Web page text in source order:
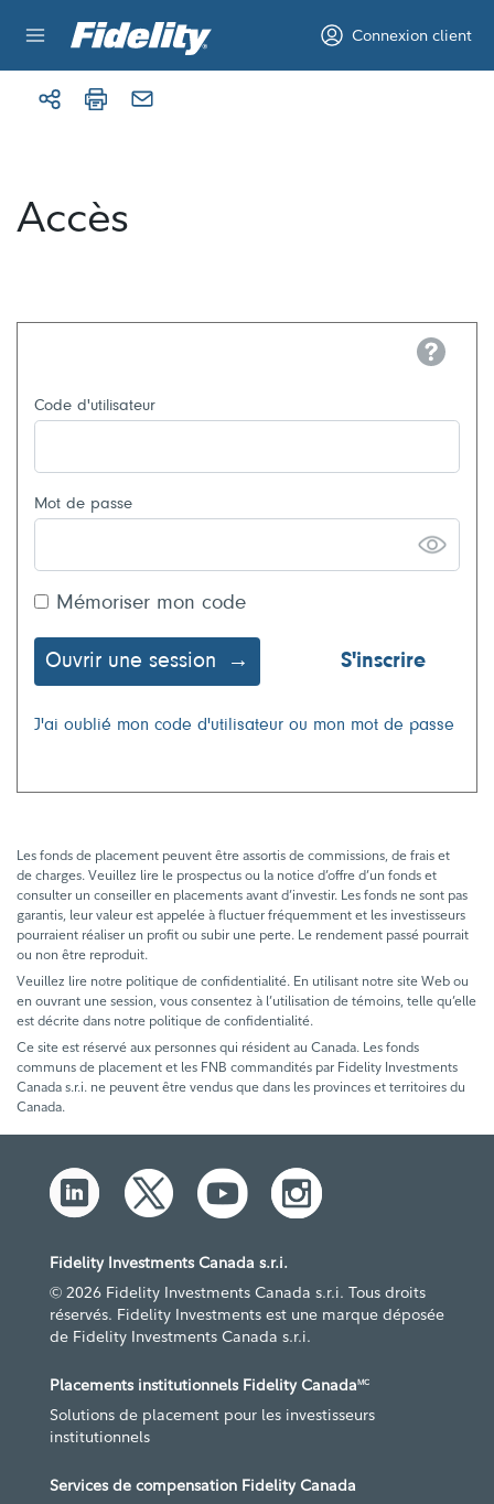
Connexion client
Accès
Help
Code d'utilisateur
Mot de passe
Mémoriser mon code
Ouvrir une session S'inscrire
J'ai oublié mon code d'utilisateur ou mon mot de passe
Les fonds de placement peuvent être assortis de commissions, de frais et
de charges. Veuillez lire le prospectus ou la notice d’offre d’un fonds et
consulter un conseiller en placements avant d’investir. Les fonds ne sont pas
garantis, leur valeur est appelée à fluctuer fréquemment et les investisseurs
pourraient réaliser un profit ou subir une perte. Le rendement passé pourrait
ou non être reproduit.
Veuillez lire notre politique de confidentialité. En utilisant notre site Web ou
en ouvrant une session, vous consentez à l’utilisation de témoins, telle qu’elle
est décrite dans notre politique de confidentialité.
Ce site est réservé aux personnes qui résident au Canada. Les fonds
communs de placement et les FNB commandités par Fidelity Investments
Canada s.r.i. ne peuvent être vendus que dans les provinces et territoires du
Canada.
Fidelity Investments Canada s.r.i.
© 2026 Fidelity Investments Canada s.r.i. Tous droits
réservés. Fidelity Investments est une marque déposée
de Fidelity Investments Canada s.r.i.
Placements institutionnels Fidelity CanadaMC
Solutions de placement pour les investisseurs
institutionnels
Services de compensation Fidelity Canada